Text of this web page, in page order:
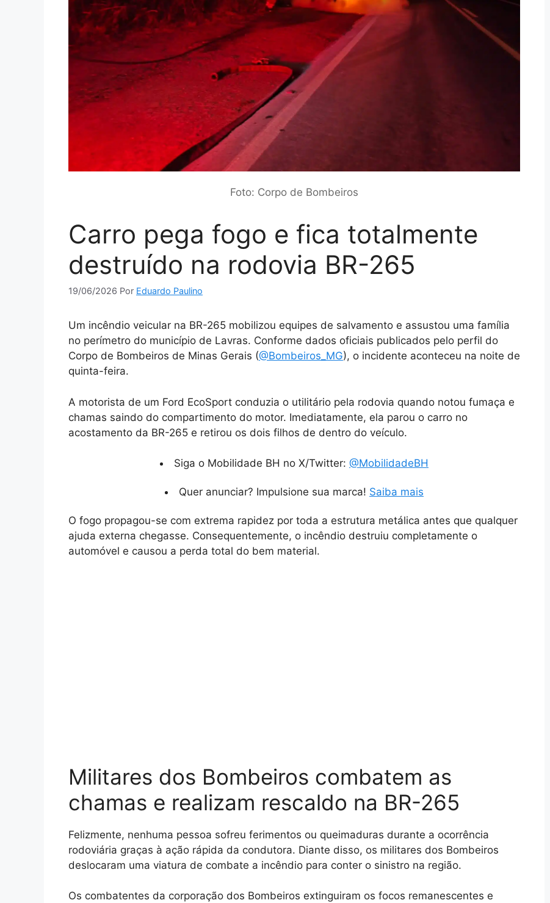
Foto: Corpo de Bombeiros
Carro pega fogo e fica totalmente
destruído na rodovia BR-265
19/06/2026 Por Eduardo Paulino
Um incêndio veicular na BR-265 mobilizou equipes de salvamento e assustou uma família
no perímetro do município de Lavras. Conforme dados oficiais publicados pelo perfil do
Corpo de Bombeiros de Minas Gerais (@Bombeiros_MG), o incidente aconteceu na noite de
quinta-feira.
A motorista de um Ford EcoSport conduzia o utilitário pela rodovia quando notou fumaça e
chamas saindo do compartimento do motor. Imediatamente, ela parou o carro no
acostamento da BR-265 e retirou os dois filhos de dentro do veículo.
Siga o Mobilidade BH no X/Twitter: @MobilidadeBH
Quer anunciar? Impulsione sua marca! Saiba mais
O fogo propagou-se com extrema rapidez por toda a estrutura metálica antes que qualquer
ajuda externa chegasse. Consequentemente, o incêndio destruiu completamente o
automóvel e causou a perda total do bem material.
Militares dos Bombeiros combatem as
chamas e realizam rescaldo na BR-265
Felizmente, nenhuma pessoa sofreu ferimentos ou queimaduras durante a ocorrência
rodoviária graças à ação rápida da condutora. Diante disso, os militares dos Bombeiros
deslocaram uma viatura de combate a incêndio para conter o sinistro na região.
Os combatentes da corporação dos Bombeiros extinguiram os focos remanescentes e